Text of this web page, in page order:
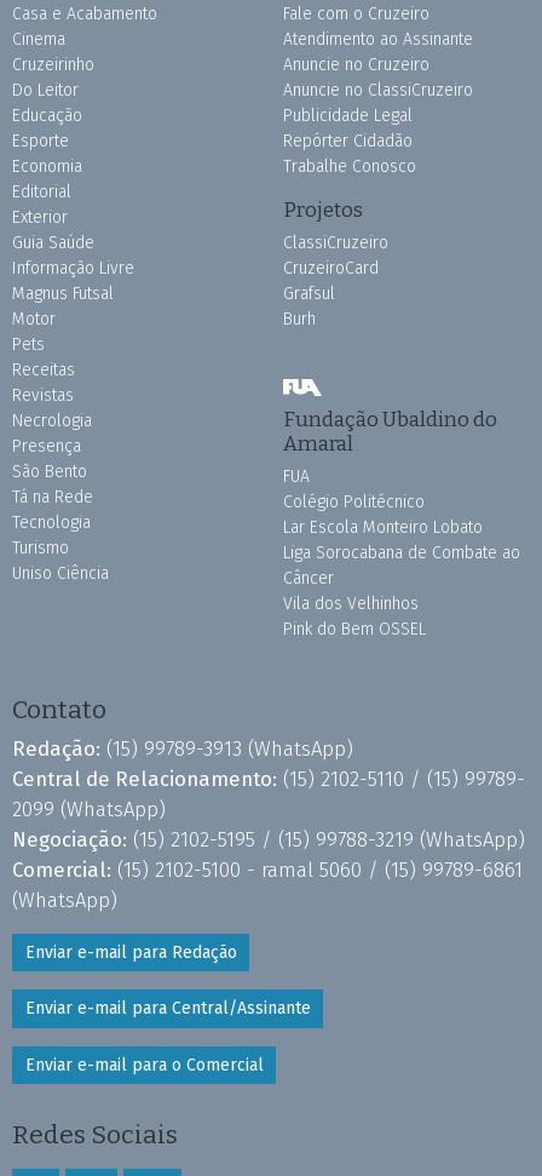
Casa e Acabamento
Cinema
Cruzeirinho
Do Leitor
Educação
Esporte
Economia
Editorial
Exterior
Guia Saúde
Informação Livre
Magnus Futsal
Motor
Pets
Receitas
Revistas
Necrologia
Presença
São Bento
Tá na Rede
Tecnologia
Turismo
Uniso Ciência
Fale com o Cruzeiro
Atendimento ao Assinante
Anuncie no Cruzeiro
Anuncie no ClassiCruzeiro
Publicidade Legal
Repórter Cidadão
Trabalhe Conosco
Projetos
ClassiCruzeiro
CruzeiroCard
Grafsul
Burh
Fundação Ubaldino do
Amaral
FUA
Colégio Politécnico
Lar Escola Monteiro Lobato
Liga Sorocabana de Combate ao
Câncer
Vila dos Velhinhos
Pink do Bem OSSEL
Contato
Redação: (15) 99789-3913 (WhatsApp)
Central de Relacionamento: (15) 2102-5110 / (15) 99789-
2099 (WhatsApp)
Negociação: (15) 2102-5195 / (15) 99788-3219 (WhatsApp)
Comercial: (15) 2102-5100 - ramal 5060 / (15) 99789-6861
(WhatsApp)
Enviar e-mail para Redação
Enviar e-mail para Central/Assinante
Enviar e-mail para o Comercial
Redes Sociais